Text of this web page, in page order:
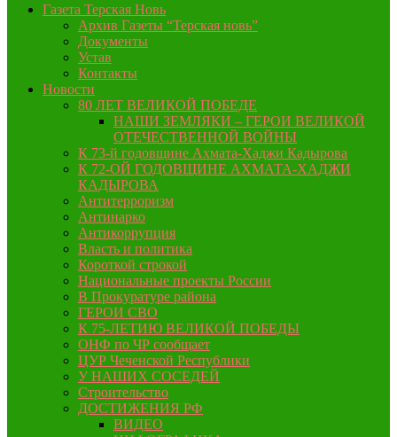
Газета Терская Новь
Архив Газеты “Терская новь”
Документы
Устав
Контакты
Новости
80 ЛЕТ ВЕЛИКОЙ ПОБЕДЕ
НАШИ ЗЕМЛЯКИ – ГЕРОИ ВЕЛИКОЙ
ОТЕЧЕСТВЕННОЙ ВОЙНЫ
К 73-й годовщине Ахмата-Хаджи Кадырова
К 72-ОЙ ГОДОВЩИНЕ АХМАТА-ХАДЖИ
КАДЫРОВА
Антитерроризм
Антинарко
Антикоррупция
Власть и политика
Короткой строкой
Национальные проекты России
В Прокуратуре района
ГЕРОИ СВО
К 75-ЛЕТИЮ ВЕЛИКОЙ ПОБЕДЫ
ОНФ по ЧР сообщает
ЦУР Чеченской Республики
У НАШИХ СОСЕДЕЙ
Строительство
ДОСТИЖЕНИЯ РФ
ВИДЕО